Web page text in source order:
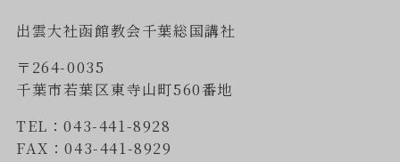
出雲大社函館教会千葉総国講社
〒264-0035
千葉市若葉区東寺山町560番地
TEL：043-441-8928
FAX：043-441-8929